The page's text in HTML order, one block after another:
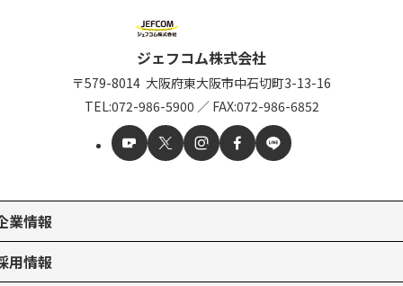
ジェフコム株式会社
〒579-8014 大阪府東大阪市中石切町3-13-16
TEL:072-986-5900 ／ FAX:072-986-6852
業情報
用情報